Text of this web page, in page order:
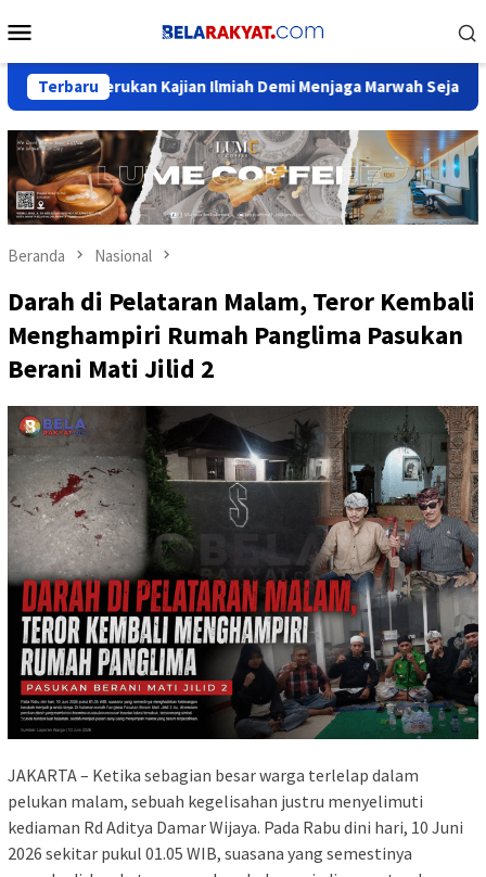
ke
Mobile
Terbaru
Ilmiah Demi Menjaga Marwah Sejarah Nusantara
Beranda Nasional
Darah di Pelataran Malam, Teror Kembali
Menghampiri Rumah Panglima Pasukan
Berani Mati Jilid 2
JAKARTA – Ketika sebagian besar warga terlelap dalam
pelukan malam, sebuah kegelisahan justru menyelimuti
kediaman Rd Aditya Damar Wijaya. Pada Rabu dini hari, 10 Juni
2026 sekitar pukul 01.05 WIB, suasana yang semestinya